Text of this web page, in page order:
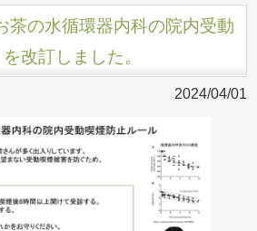
茶の水循環器内科の院内受動
改訂しました。
2024/04/01